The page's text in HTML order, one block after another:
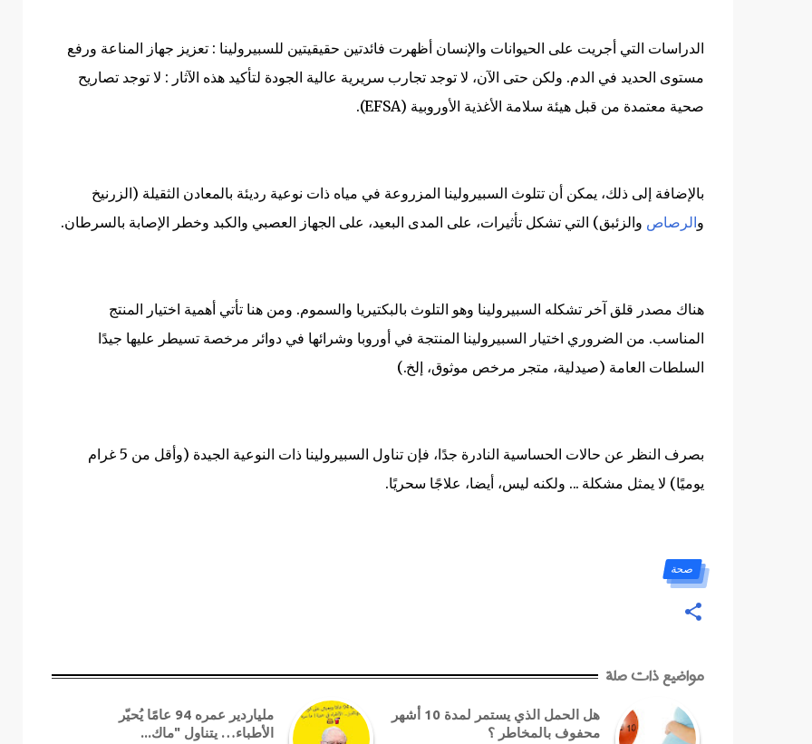
الدراسات التي أجريت على الحيوانات والإنسان أظهرت فائدتين حقيقيتين للسبيرولينا : تعزيز جهاز المناعة ورفع
مستوى الحديد في الدم. ولكن حتى الآن، لا توجد تجارب سريرية عالية الجودة لتأكيد هذه الآثار : لا توجد تصاريح
صحية معتمدة من قبل هيئة سلامة الأغذية الأوروبية (EFSA).
بالإضافة إلى ذلك، يمكن أن تتلوث السبيرولينا المزروعة في مياه ذات نوعية رديئة بالمعادن الثقيلة (الزرنيخ
والرصاص والزئبق) التي تشكل تأثيرات، على المدى البعيد، على الجهاز العصبي والكبد وخطر الإصابة بالسرطان.
هناك مصدر قلق آخر تشكله السبيرولينا وهو التلوث بالبكتيريا والسموم. ومن هنا تأتي أهمية اختيار المنتج
المناسب. من الضروري اختيار السبيرولينا المنتجة في أوروبا وشرائها في دوائر مرخصة تسيطر عليها جيدًا
السلطات العامة (صيدلية، متجر مرخص موثوق، إلخ.)
بصرف النظر عن حالات الحساسية النادرة جدًا، فإن تناول السبيرولينا ذات النوعية الجيدة (وأقل من 5 غرام
يوميًا) لا يمثل مشكلة ... ولكنه ليس، أيضا، علاجًا سحريًا.
صحة
مواضيع ذات صلة
هل الحمل الذي يستمر لمدة 10 أشهر
محفوف بالمخاطر ؟
ملياردير عمره 94 عامًا يُحيّر
الأطباء… يتناول "ماك...